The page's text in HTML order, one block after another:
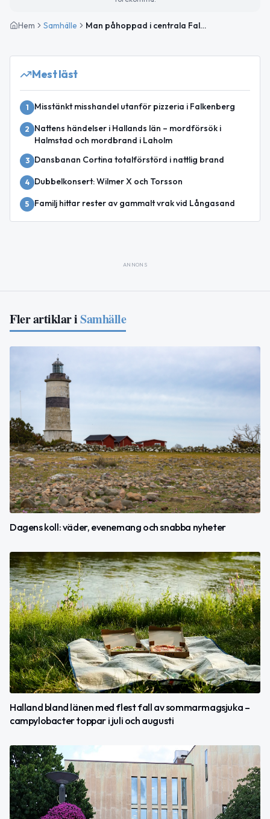
Hem Samhälle Man påhoppad i centrala Falkenberg – grov misshandel utreds
Mest läst
1 Misstänkt misshandel utanför pizzeria i Falkenberg
2
Nattens händelser i Hallands län – mordförsök i
Halmstad och mordbrand i Laholm
3 Dansbanan Cortina totalförstörd i nattlig brand
4 Dubbelkonsert: Wilmer X och Torsson
5 Familj hittar rester av gammalt vrak vid Långasand
ANNONS
Fler artiklar iSamhälle
Dagens koll: väder, evenemang och snabba nyheter
Halland bland länen med flest fall av sommarmagsjuka –
campylobacter toppar i juli och augusti